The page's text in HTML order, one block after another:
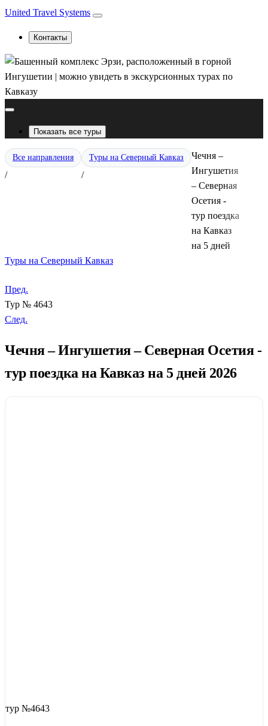
United Travel Systems
Контакты
Показать все туры
Все направления
/
Туры на Северный Кавказ
/
Чечня –
Ингушетия
– Северная
Осетия -
тур поездка
на Кавказ
на 5 дней
Туры на Северный Кавказ
Пред.
Тур № 4643
След.
Чечня – Ингушетия – Северная Осетия -
тур поездка на Кавказ на 5 дней 2026
тур №4643